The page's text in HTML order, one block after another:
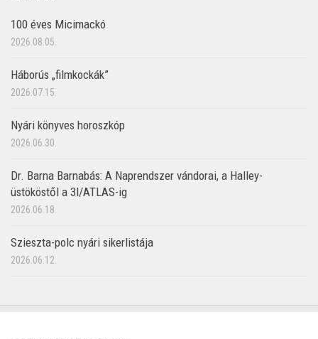
100 éves Micimackó
2026.08.05.
Háborús „filmkockák”
2026.07.15.
Nyári könyves horoszkóp
2026.06.30.
Dr. Barna Barnabás: A Naprendszer vándorai, a Halley-
üstököstől a 3I/ATLAS-ig
2026.06.18.
Szieszta-polc nyári sikerlistája
2026.06.12.